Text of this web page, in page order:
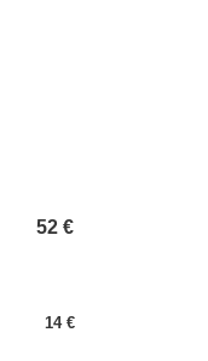
: 52 €
€